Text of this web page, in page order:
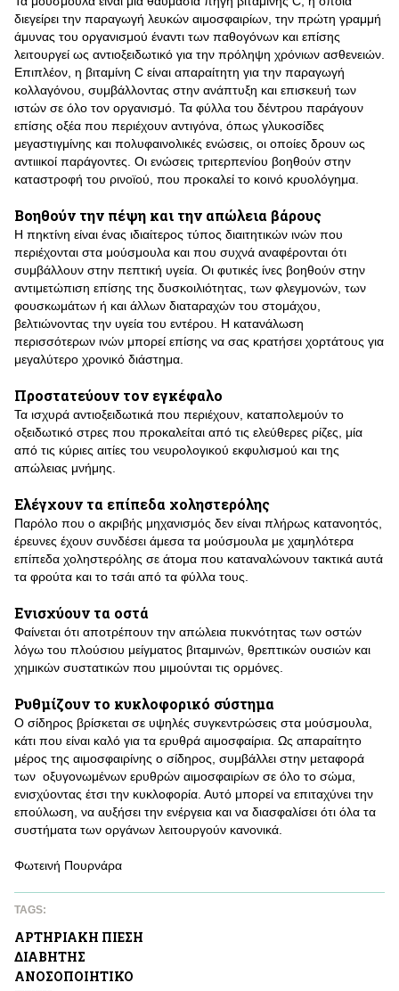
διεγείρει την παραγωγή λευκών αιμοσφαιρίων, την πρώτη γραμμή
άμυνας του οργανισμού έναντι των παθογόνων και επίσης
λειτουργεί ως αντιοξειδωτικό για την πρόληψη χρόνιων ασθενειών.
Επιπλέον, η βιταμίνη C είναι απαραίτητη για την παραγωγή
κολλαγόνου, συμβάλλοντας στην ανάπτυξη και επισκευή των
ιστών σε όλο τον οργανισμό. Τα φύλλα του δέντρου παράγουν
επίσης οξέα που περιέχουν αντιγόνα, όπως γλυκοσίδες
μεγαστιγμίνης και πολυφαινολικές ενώσεις, οι οποίες δρουν ως
αντιιικοί παράγοντες. Οι ενώσεις τριτερπενίου βοηθούν στην
καταστροφή του ρινοϊού, που προκαλεί το κοινό κρυολόγημα.
Βοηθούν την πέψη και την απώλεια βάρους
Η πηκτίνη είναι ένας ιδιαίτερος τύπος διαιτητικών ινών που
περιέχονται στα μούσμουλα και που συχνά αναφέρονται ότι
συμβάλλουν στην πεπτική υγεία. Οι φυτικές ίνες βοηθούν στην
αντιμετώπιση επίσης της δυσκοιλιότητας, των φλεγμονών, των
φουσκωμάτων ή και άλλων διαταραχών του στομάχου,
βελτιώνοντας την υγεία του εντέρου. Η κατανάλωση
περισσότερων ινών μπορεί επίσης να σας κρατήσει χορτάτους για
μεγαλύτερο χρονικό διάστημα.
Προστατεύουν τον εγκέφαλο
Τα ισχυρά αντιοξειδωτικά που περιέχουν, καταπολεμούν το
οξειδωτικό στρες που προκαλείται από τις ελεύθερες ρίζες, μία
από τις κύριες αιτίες του νευρολογικού εκφυλισμού και της
απώλειας μνήμης.
Ελέγχουν τα επίπεδα χοληστερόλης
Παρόλο που ο ακριβής μηχανισμός δεν είναι πλήρως κατανοητός,
έρευνες έχουν συνδέσει άμεσα τα μούσμουλα με χαμηλότερα
επίπεδα χοληστερόλης σε άτομα που καταναλώνουν τακτικά αυτά
τα φρούτα και το τσάι από τα φύλλα τους.
Ενισχύουν τα οστά
Φαίνεται ότι αποτρέπουν την απώλεια πυκνότητας των οστών
λόγω του πλούσιου μείγματος βιταμινών, θρεπτικών ουσιών και
χημικών συστατικών που μιμούνται τις ορμόνες.
Ρυθμίζουν το κυκλοφορικό σύστημα
Ο σίδηρος βρίσκεται σε υψηλές συγκεντρώσεις στα μούσμουλα,
κάτι που είναι καλό για τα ερυθρά αιμοσφαίρια. Ως απαραίτητο
μέρος της αιμοσφαιρίνης ο σίδηρος, συμβάλλει στην μεταφορά
των οξυγονωμένων ερυθρών αιμοσφαιρίων σε όλο το σώμα,
ενισχύοντας έτσι την κυκλοφορία. Αυτό μπορεί να επιταχύνει την
επούλωση, να αυξήσει την ενέργεια και να διασφαλίσει ότι όλα τα
συστήματα των οργάνων λειτουργούν κανονικά.
Φωτεινή Πουρνάρα
TAGS:
ΑΡΤΗΡΙΑΚΗ ΠΙΕΣΗ
ΔΙΑΒΗΤΗΣ
ΑΝΟΣΟΠΟΙΗΤΙΚΟ